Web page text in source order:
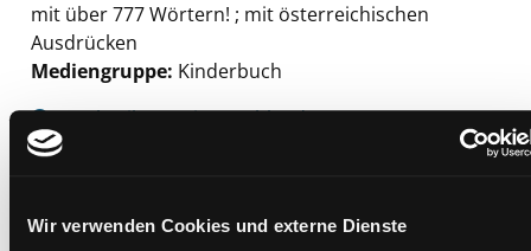
Wir verwenden Cookies und externe Dienste
mit über 777 Wörtern! ; mit österreichischen
Ausdrücken
Mediengruppe: Kinderbuch
Beschreibung ein-/ausblenden